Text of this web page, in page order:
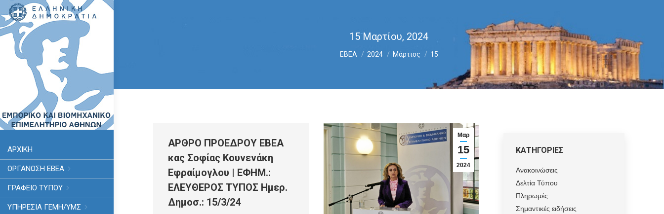
ΑΡΧΙΚΗ
ΟΡΓΑΝΩΣΗ ΕΒΕΑ
ΓΡΑΦΕΙΟ ΤΥΠΟΥ
ΥΠΗΡΕΣΊΑ ΓΕΜΗ/ΥΜΣ
15 Μαρτίου, 2024
You are here:
ΕΒΕΑ 2024 Μάρτιος 15
ΑΡΘΡΟ ΠΡΟΕΔΡΟΥ ΕΒΕΑ
κας Σοφίας Κουνενάκη
Εφραίμογλου | ΕΦΗΜ.:
ΕΛΕΥΘΕΡΟΣ ΤΥΠΟΣ Ημερ.
Δημοσ.: 15/3/24
Μαρ
15
2024
ΚΑΤΗΓΟΡΙΕΣ
Ανακοινώσεις
Δελτία Τύπου
Πληρωμές
Σημαντικές ειδήσεις